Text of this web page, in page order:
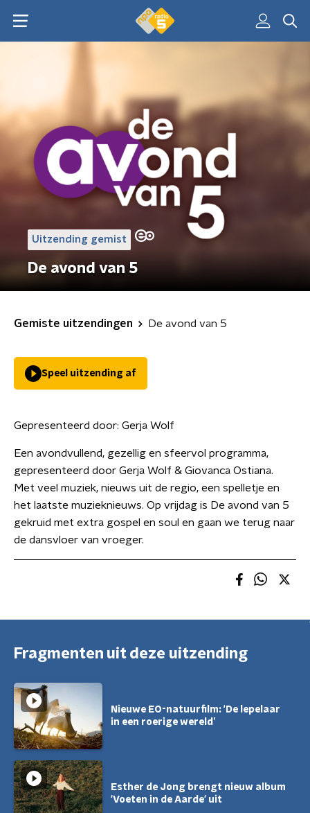
Uitzending gemist
De avond van 5
Gemiste uitzendingen De avond van 5
Speel uitzending af
Gepresenteerd door: Gerja Wolf
Een avondvullend, gezellig en sfeervol programma,
gepresenteerd door Gerja Wolf & Giovanca Ostiana.
Met veel muziek, nieuws uit de regio, een spelletje en
het laatste muzieknieuws. Op vrijdag is De avond van 5
gekruid met extra gospel en soul en gaan we terug naar
de dansvloer van vroeger.
Fragmenten uit deze uitzending
Nieuwe EO-natuurfilm: ‘De lepelaar
in een roerige wereld’
Esther de Jong brengt nieuw album
'Voeten in de Aarde' uit